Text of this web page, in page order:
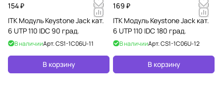
154 ₽
ITK Модуль Keystone Jack кат.
6 UTP 110 IDC 90 град.
В наличииАрт.CS1-1C06U-11
В корзину
169 ₽
ITK Модуль Keystone Jack кат.
6 UTP 110 IDC 180 град.
В наличииАрт.CS1-1C06U-12
В корзину